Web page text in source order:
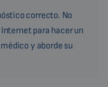
correcto. No
para hacer un
y aborde su